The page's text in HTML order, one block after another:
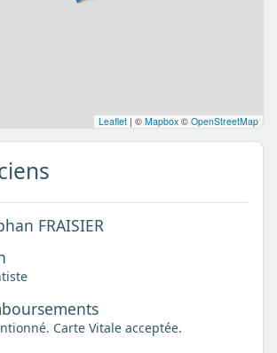
Leaflet | © Mapbox © OpenStreetMap
FRAISIER
Carte Vitale acceptée.